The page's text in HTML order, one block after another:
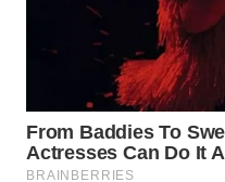
WN
MANDALIKA
LIKUPANG
WN